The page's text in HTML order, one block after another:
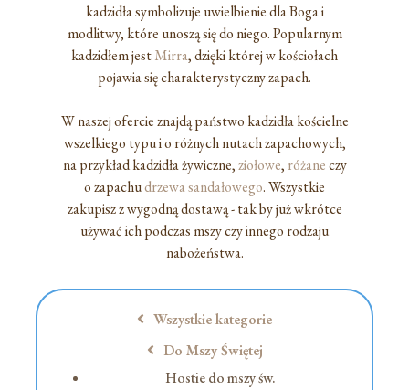
Wszystkie kategorie
Do Mszy Świętej
Hostie do mszy św.
kadzidła symbolizuje uwielbienie dla Boga i
modlitwy, które unoszą się do niego. Popularnym
kadzidłem jestMirra, dzięki której w kościołach
pojawia się charakterystyczny zapach.
W naszej ofercie znajdą państwo kadzidła kościelne
wszelkiego typu i o różnych nutach zapachowych,
na przykład kadzidła żywiczne,ziołowe, różaneczy
o zapachudrzewa sandałowego. Wszystkie
zakupisz z wygodną dostawą - tak by już wkrótce
używać ich podczas mszy czy innego rodzaju
nabożeństwa.